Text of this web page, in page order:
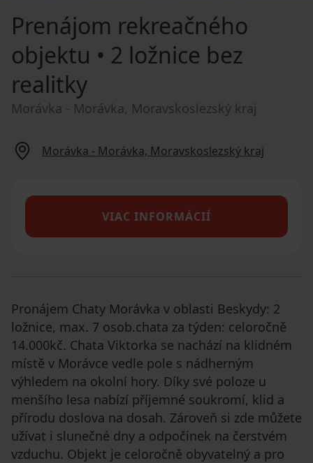
Prenájom rekreačného
objektu • 2 ložnice bez
realitky
Morávka - Morávka, Moravskoslezský kraj
Morávka - Morávka, Moravskoslezský kraj
VIAC INFORMÁCIÍ
Pronájem Chaty Morávka v oblasti Beskydy: 2
ložnice, max. 7 osob.chata za týden: celoročně
14.000kč. Chata Viktorka se nachází na klidném
místě v Morávce vedle pole s nádherným
výhledem na okolní hory. Díky své poloze u
menšího lesa nabízí příjemné soukromí, klid a
přírodu doslova na dosah. Zároveň si zde můžete
užívat i slunečné dny a odpočinek na čerstvém
vzduchu. Objekt je celoročně obyvatelný a pro